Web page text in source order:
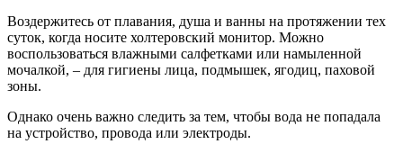
Воздержитесь от плавания, душа и ванны на протяжении тех
суток, когда носите холтеровский монитор. Можно
воспользоваться влажными салфетками или намыленной
мочалкой, – для гигиены лица, подмышек, ягодиц, паховой
зоны.
Однако очень важно следить за тем, чтобы вода не попадала
на устройство, провода или электроды.